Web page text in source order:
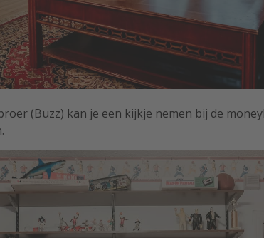
(Buzz) kan je een kijkje nemen bij de